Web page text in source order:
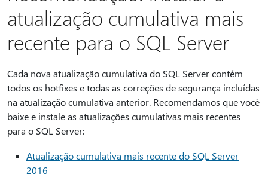
atualização cumulativa mais
recente para o SQL Server
Cada nova atualização cumulativa do SQL Server contém
todos os hotfixes e todas as correções de segurança incluídas
na atualização cumulativa anterior. Recomendamos que você
baixe e instale as atualizações cumulativas mais recentes
para o SQL Server:
Atualização cumulativa mais recente do SQL Server
2016